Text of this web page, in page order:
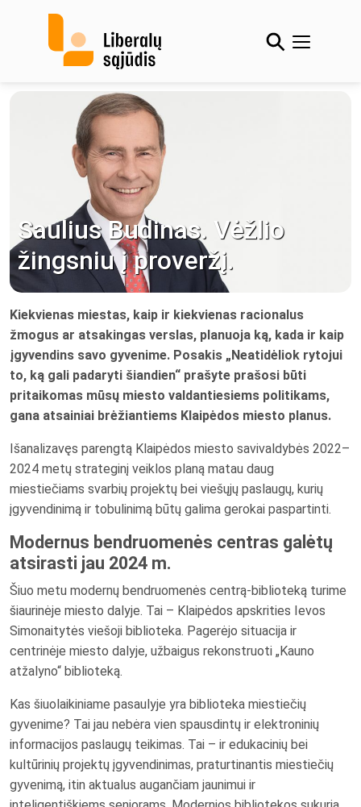
Saulius Budinas. Vėžlio
žingsniu į proveržį.
Kiekvienas miestas, kaip ir kiekvienas racionalus
žmogus ar atsakingas verslas, planuoja ką, kada ir kaip
įgyvendins savo gyvenime. Posakis „Neatidėliok rytojui
to, ką gali padaryti šiandien“ prašyte prašosi būti
pritaikomas mūsų miesto valdantiesiems politikams,
gana atsainiai brėžiantiems Klaipėdos miesto planus.
Išanalizavęs parengtą Klaipėdos miesto savivaldybės 2022–
2024 metų strateginį veiklos planą matau daug
miestiečiams svarbių projektų bei viešųjų paslaugų, kurių
įgyvendinimą ir tobulinimą būtų galima gerokai paspartinti.
Modernus bendruomenės centras galėtų
atsirasti jau 2024 m.
Šiuo metu modernų bendruomenės centrą-biblioteką turime
šiaurinėje miesto dalyje. Tai – Klaipėdos apskrities Ievos
Simonaitytės viešoji biblioteka. Pagerėjo situacija ir
centrinėje miesto dalyje, užbaigus rekonstruoti „Kauno
atžalyno“ biblioteką.
Kas šiuolaikiniame pasaulyje yra biblioteka miestiečių
gyvenime? Tai jau nebėra vien spausdintų ir elektroninių
informacijos paslaugų teikimas. Tai – ir edukacinių bei
kultūrinių projektų įgyvendinimas, praturtinantis miestiečių
gyvenimą, itin aktualus augančiam jaunimui ir